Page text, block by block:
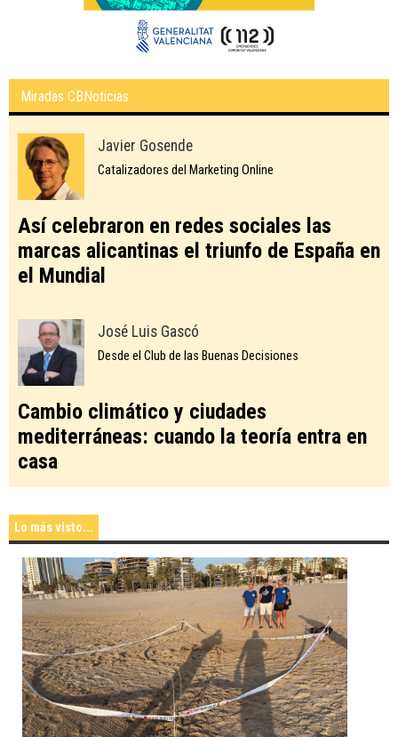
Miradas CBNoticias
Javier Gosende
Catalizadores del Marketing Online
Así celebraron en redes sociales las
marcas alicantinas el triunfo de España en
el Mundial
José Luis Gascó
Desde el Club de las Buenas Decisiones
Cambio climático y ciudades
mediterráneas: cuando la teoría entra en
casa
Lo más visto...